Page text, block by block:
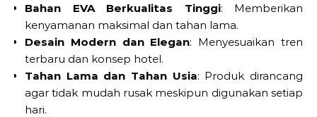
Bahan EVA Berkualitas Tinggi: Memberikan
kenyamanan maksimal dan tahan lama.
Desain Modern dan Elegan: Menyesuaikan tren
terbaru dan konsep hotel.
Tahan Lama dan Tahan Usia: Produk dirancang
agar tidak mudah rusak meskipun digunakan setiap
hari.